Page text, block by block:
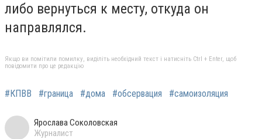
либо вернуться к месту, откуда он
направлялся.
Якщо ви помітили помилку, виділіть необхідний текст і натисніть Ctrl + Enter, щоб
повідомити про це редакцію
#КПВВ #граница #дома #обсервация #самоизоляция
Ярослава Соколовская
Журналист